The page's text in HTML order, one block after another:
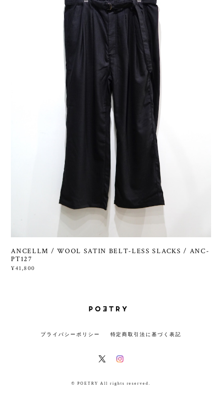
ANCELLM / WOOL SATIN BELT-LESS SLACKS / ANC-
PT127
¥41,800
プライバシーポリシー 特定商取引法に基づく表記
© POETRY All rights reserved.